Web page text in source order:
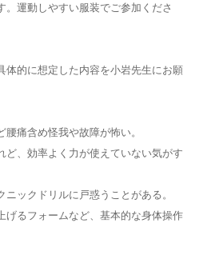
。運動しやすい服装でご参加くださ
体的に想定した内容を小岩先生にお願
腰痛含め怪我や故障が怖い。
ど、効率よく力が使えていない気がす
ニックドリルに戸惑うことがある。
げるフォームなど、基本的な身体操作